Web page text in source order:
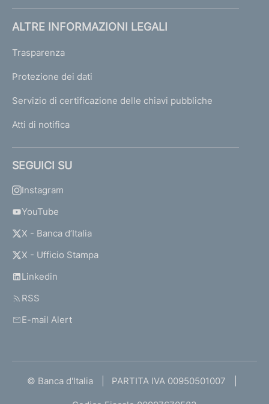
ALTRE INFORMAZIONI LEGALI
Trasparenza
Protezione dei dati
Servizio di certificazione delle chiavi pubbliche
Atti di notifica
SEGUICI SU
Instagram
YouTube
X - Banca d’Italia
X - Ufficio Stampa
Linkedin
RSS
E-mail Alert
© Banca d'Italia PARTITA IVA 00950501007